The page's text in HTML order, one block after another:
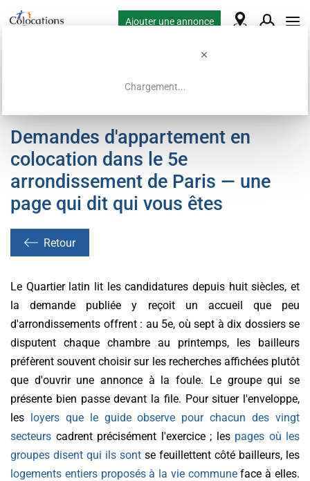
Chargement...
Ajouter une annonce
Demandes d'appartement en
colocation dans le 5e
arrondissement de Paris — une
page qui dit qui vous êtes
Retour
Le Quartier latin lit les candidatures depuis huit siècles, et
la demande publiée y reçoit un accueil que peu
d'arrondissements offrent : au 5e, où sept à dix dossiers se
disputent chaque chambre au printemps, les bailleurs
préfèrent souvent choisir sur les recherches affichées plutôt
que d'ouvrir une annonce à la foule. Le groupe qui se
présente bien passe devant la file. Pour situer l'enveloppe,
les loyers que le guide observe pour chacun des vingt
secteurs cadrent précisément l'exercice ; les pages où les
groupes disent qui ils sont se feuillettent côté bailleurs, les
logements entiers proposés à la vie communeface à elles.